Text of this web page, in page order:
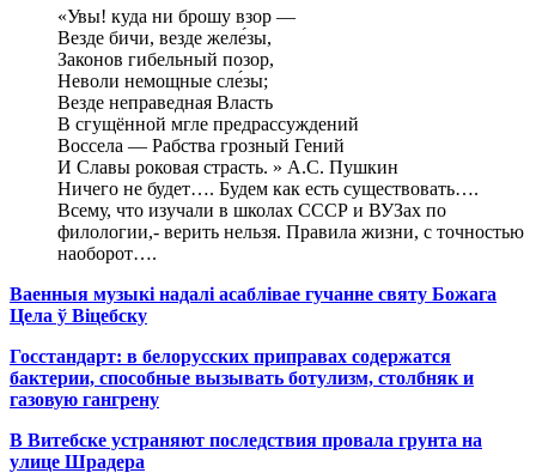
«Увы! куда ни брошу взор —
Везде бичи, везде желе́зы,
Законов гибельный позор,
Неволи немощные сле́зы;
Везде неправедная Власть
В сгущённой мгле предрассуждений
Воссела — Рабства грозный Гений
И Славы роковая страсть. » А.С. Пушкин
Ничего не будет…. Будем как есть существовать….
Всему, что изучали в школах СССР и ВУЗах по
филологии,- верить нельзя. Правила жизни, с точностью
наоборот….
Ваенныя музыкі надалі асаблівае гучанне святу Божага
Цела ў Віцебску
Госстандарт: в белорусских приправах содержатся
бактерии, способные вызывать ботулизм, столбняк и
газовую гангрену
В Витебске устраняют последствия провала грунта на
улице Шрадера